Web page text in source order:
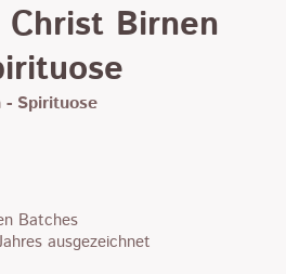
Birnen
Spirituose
Batches
ausgezeichnet